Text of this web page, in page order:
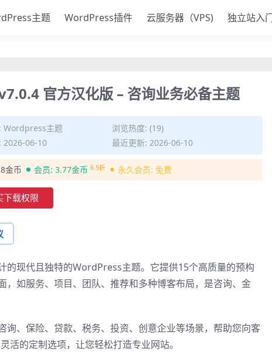
主题 WordPress插件 云服务器（VPS) 独立站入
官方汉化版 – 咨询业务必备主题
Wordpress主题
浏览热度: (19)
2026-06-10
最近更新: 2026-06-10
金币 会员: 3.77金币 6.5折 永久会员: 免费
下载权限
现代且独特的WordPress主题。它提供15个高质量的预构
如服务、项目、团队、推荐和多种博客布局，是咨询、金
、保险、贷款、税务、投资、创意企业等场景，帮助您向客
活的定制选项，让您轻松打造专业网站。